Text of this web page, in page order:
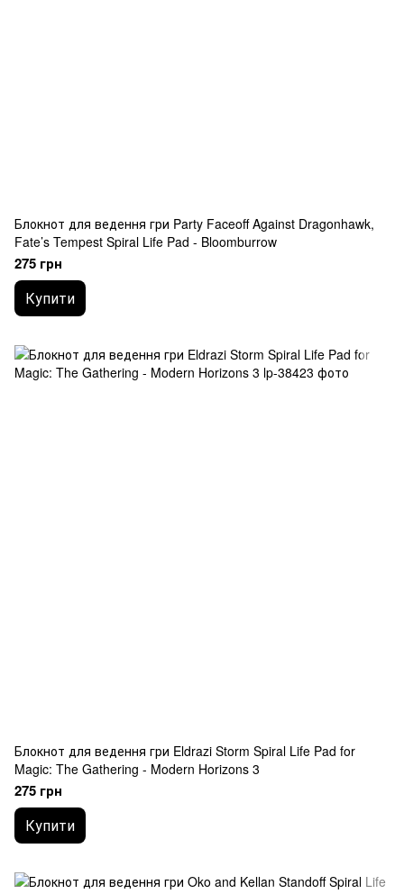
Блокнот для ведення гри Party Faceoff Against Dragonhawk,
Fate’s Tempest Spiral Life Pad - Bloomburrow
275 грн
Купити
Блокнот для ведення гри Eldrazi Storm Spiral Life Pad for
Magic: The Gathering - Modern Horizons 3
275 грн
Купити